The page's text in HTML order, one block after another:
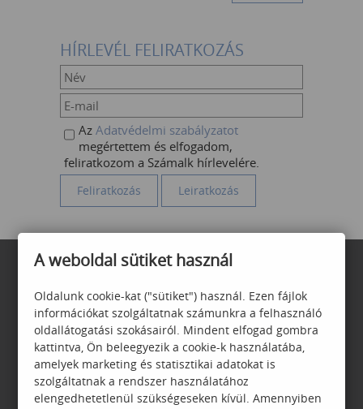
HÍRLEVÉL FELIRATKOZÁS
Az Adatvédelmi szabályzatot
megértettem és elfogadom,
feliratkozom a Számalk hírlevelére.
ADATVÉDELEM GYIK
A weboldal sütiket használ
Oldalunk cookie-kat ("sütiket") használ. Ezen fájlok
információkat szolgáltatnak számunkra a felhasználó
oldallátogatási szokásairól. Mindent elfogad gombra
kattintva, Ön beleegyezik a cookie-k használatába,
amelyek marketing és statisztikai adatokat is
szolgáltatnak a rendszer használatához
elengedhetetlenül szükségeseken kívül. Amennyiben